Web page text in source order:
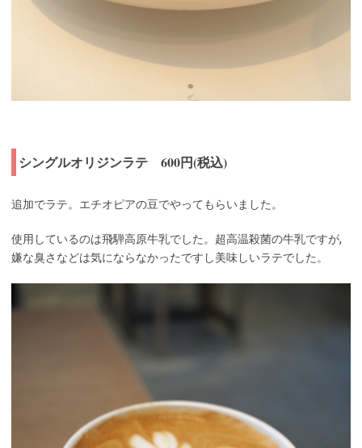
シングルオリジンラテ 600円(税込)
追加でラテ。エチオピアの豆でやってもらいました。
使用しているのは飛騨高原牛乳でした。超高温殺菌の牛乳ですが,
嫌な臭さなどは気にならなかったですし美味しいラテでした。